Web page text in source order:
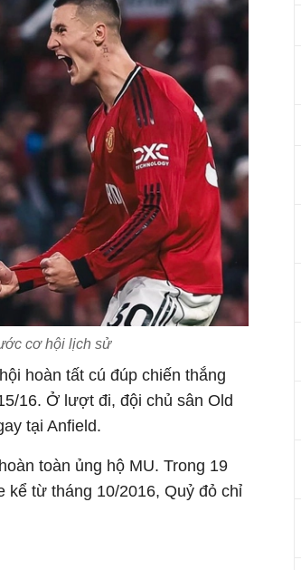
cơ hội lịch sử
hoàn tất cú đúp chiến thắng
16. Ở lượt đi, đội chủ sân Old
tại Anfield.
toàn ủng hộ MU. Trong 19
kể từ tháng 10/2016, Quỷ đỏ chỉ